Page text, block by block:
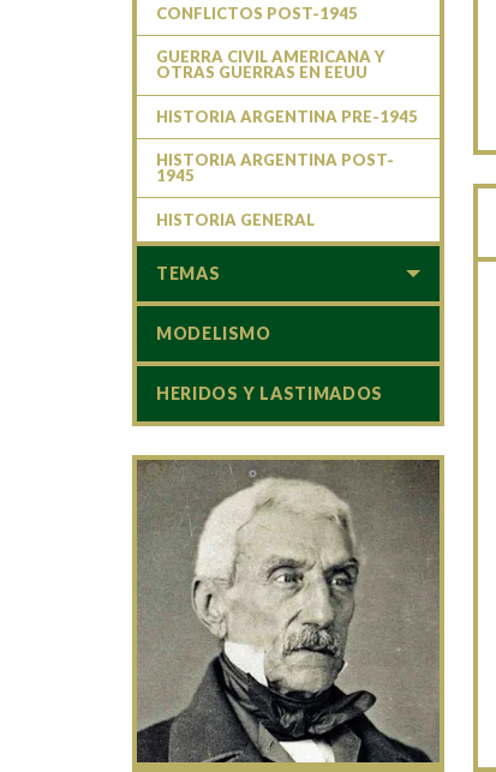
CONFLICTOS POST-1945
GUERRA CIVIL AMERICANA Y
OTRAS GUERRAS EN EEUU
HISTORIA ARGENTINA PRE-1945
HISTORIA ARGENTINA POST-
1945
HISTORIA GENERAL
TEMAS
MODELISMO
HERIDOS Y LASTIMADOS